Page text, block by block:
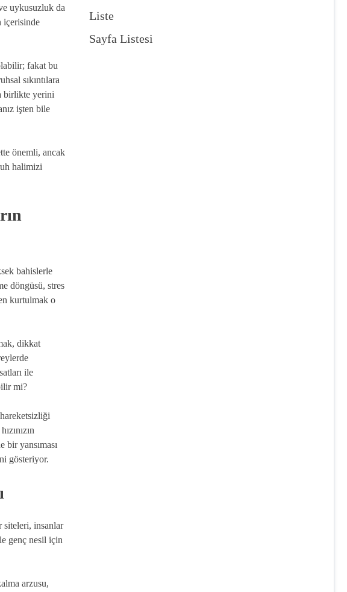
uykusuzluk da
içerisinde
fakat bu
sıkıntılara
birlikte yerini
işten bile
önemli, ancak
halimizi
bahislerle
döngüsü, stres
kurtulmak o
dikkat
ile
mi?
bir yansıması
gösteriyor.
siteleri, insanlar
genç nesil için
arzusu,
Liste
Sayfa Listesi